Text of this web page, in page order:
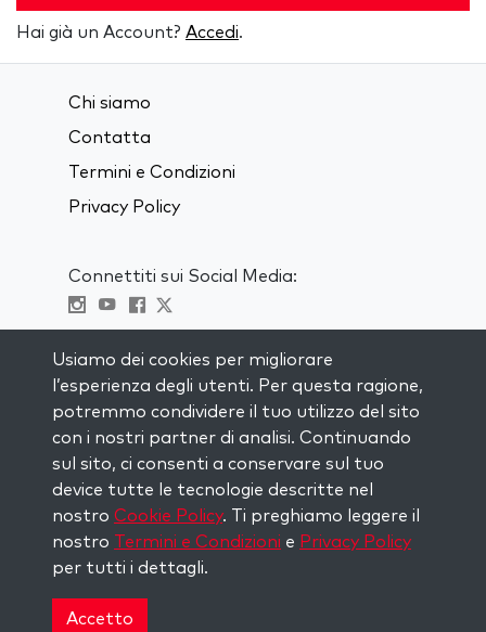
Hai già un Account? Accedi.
Chi siamo
Contatta
Termini e Condizioni
Privacy Policy
Connettiti sui Social Media:
RIMANI AGGIORNATO
Iscriviti alla nostra mailing list e ricevi
ispirazione ogni settimana nella tua
casella di posta.
Iscriviti
reserved.
Usiamo dei cookies per migliorare
l’esperienza degli utenti. Per questa ragione,
potremmo condividere il tuo utilizzo del sito
con i nostri partner di analisi. Continuando
sul sito, ci consenti a conservare sul tuo
device tutte le tecnologie descritte nel
nostro Cookie Policy. Ti preghiamo leggere il
nostro Termini e Condizioni e Privacy Policy
per tutti i dettagli.
Accetto